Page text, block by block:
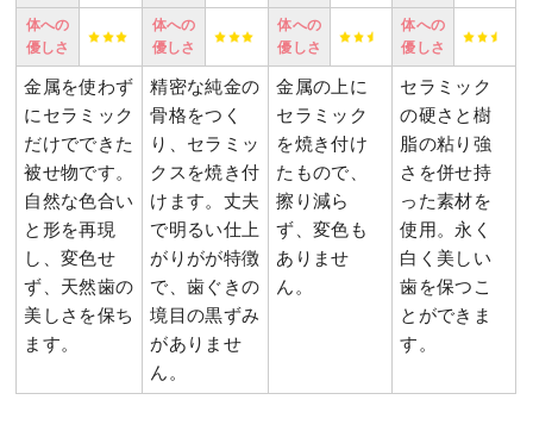
体への
優しさ
体への
優しさ
体への
優しさ
体への
優しさ
金属を使わず
にセラミック
だけでできた
被せ物です。
自然な色合い
と形を再現
し、変色せ
ず、天然歯の
美しさを保ち
ます。
精密な純金の
骨格をつく
り、セラミッ
クスを焼き付
けます。丈夫
で明るい仕上
がりがが特徴
で、歯ぐきの
境目の黒ずみ
がありませ
ん。
金属の上に
セラミック
を焼き付け
たもので、
擦り減ら
ず、変色も
ありませ
ん。
セラミック
の硬さと樹
脂の粘り強
さを併せ持
った素材を
使用。永く
白く美しい
歯を保つこ
とができま
す。